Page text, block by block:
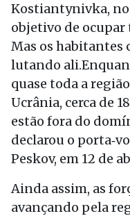
Kostiantynivka, no
objetivo de ocupar
Mas os habitantes
lutando
quase toda a
Ucrânia, cerca de
estão fora do
declarou o
Peskov, em 12 de
Ainda assim, as
avançando pela